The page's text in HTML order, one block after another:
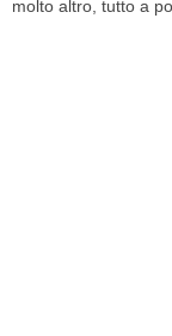
molto altro, tutto a